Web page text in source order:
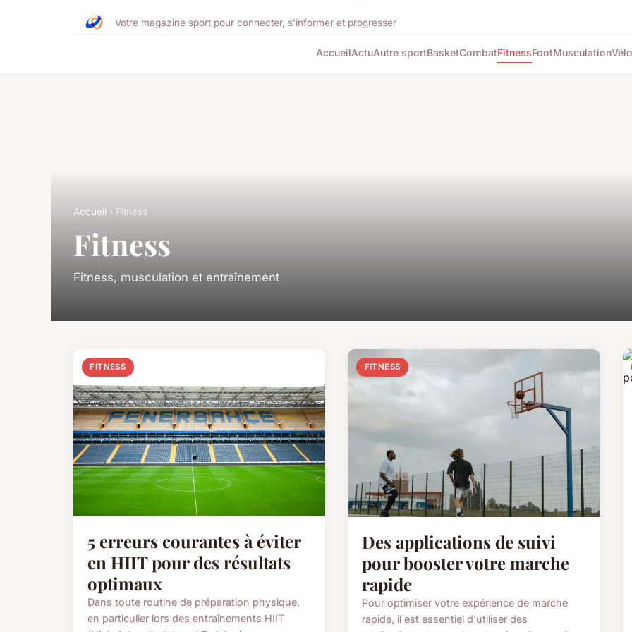
Votre magazine sport pour connecter, s'informer et progresser
AccueilActuAutre sportBasketCombatFitnessFootMusculationVélo
Accueil › Fitness
Fitness
Fitness, musculation et entraînement
FITNESS
5 erreurs courantes à éviter
en HIIT pour des résultats
optimaux
Dans toute routine de préparation physique,
en particulier lors des entraînements HIIT
FITNESS
Des applications de suivi
pour booster votre marche
rapide
Pour optimiser votre expérience de marche
rapide, il est essentiel d'utiliser des